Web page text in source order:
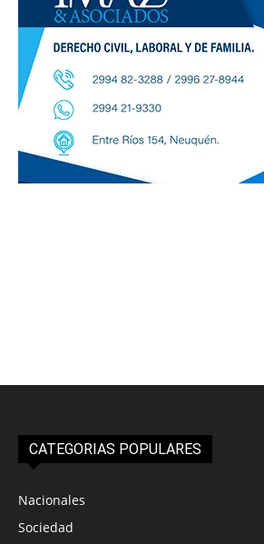
CATEGORIAS POPULARES
Nacionales
Sociedad